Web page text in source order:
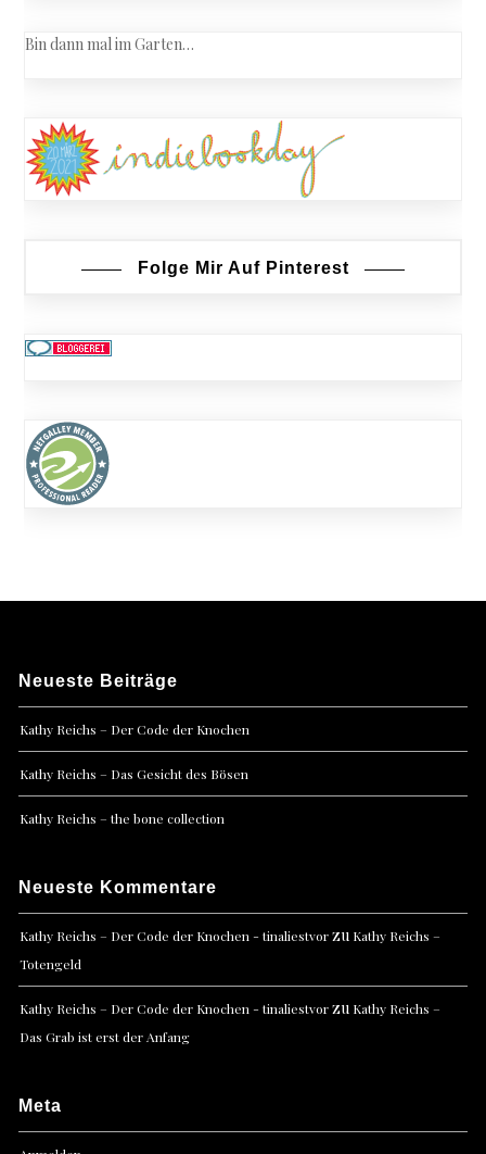
Bin dann mal im Garten…
Folge Mir Auf Pinterest
Neueste Beiträge
Kathy Reichs – Der Code der Knochen
Kathy Reichs – Das Gesicht des Bösen
Kathy Reichs – the bone collection
Neueste Kommentare
Kathy Reichs – Der Code der Knochen - tinaliestvorzu Kathy Reichs –
Totengeld
Kathy Reichs – Der Code der Knochen - tinaliestvorzu Kathy Reichs –
Das Grab ist erst der Anfang
Meta